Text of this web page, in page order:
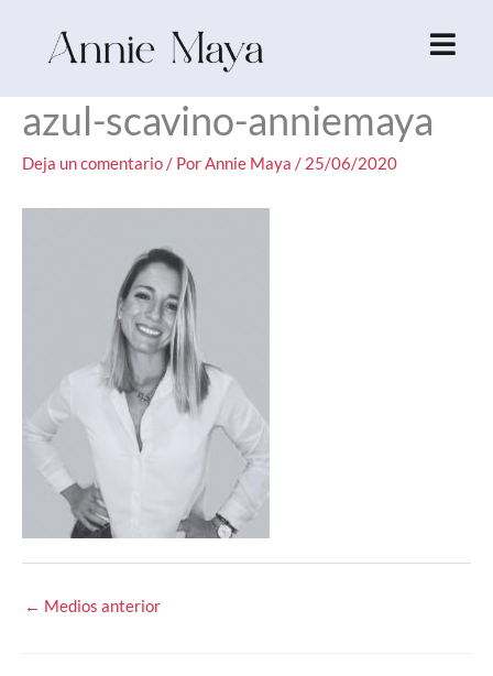
azul-scavino-anniemaya
Deja un comentario/ PorAnnie Maya /25/06/2020
← Medios anterior